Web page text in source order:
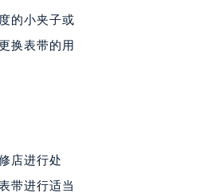
的小夹子或
换表带的用
店进行处
带进行适当